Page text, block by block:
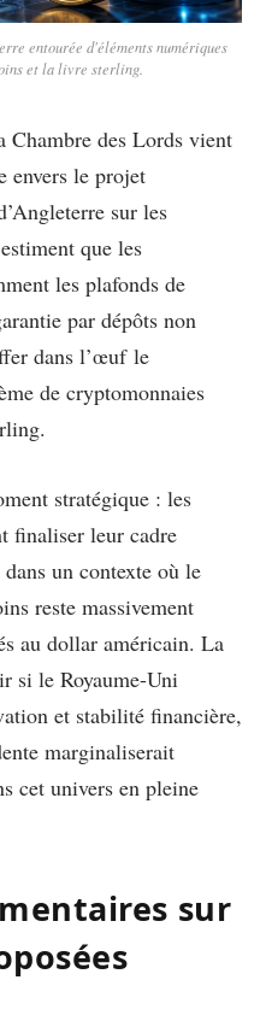
entourée d'éléments numériques
et la livre sterling.
Chambre des Lords vient
envers le projet
sur les
que les
les plafonds de
par dépôts non
dans l’œuf le
de cryptomonnaies
stratégique : les
finaliser leur cadre
un contexte où le
reste massivement
au dollar américain. La
si le Royaume-Uni
et stabilité financière,
marginaliserait
cet univers en pleine
sur